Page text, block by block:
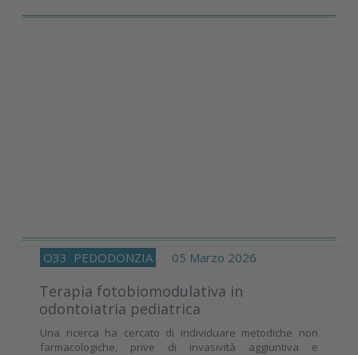
O33 PEDODONZIA 05 Marzo 2026
Terapia fotobiomodulativa in
odontoiatria pediatrica
Una ricerca ha cercato di individuare metodiche non
farmacologiche, prive di invasività aggiuntiva e